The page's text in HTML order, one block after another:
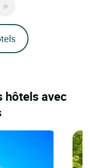
hôtels avec